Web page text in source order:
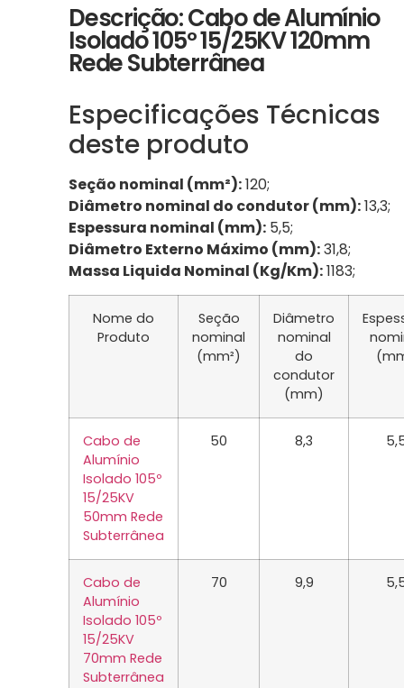
Descrição: Cabo de Alumínio
Isolado 105º 15/25KV 120mm
Rede Subterrânea
Especificações Técnicas
deste produto
Seção nominal (mm²):120;
Diâmetro nominal do condutor (mm):13,3;
Espessura nominal (mm): 5,5;
Diâmetro Externo Máximo (mm):31,8;
Massa Liquida Nominal (Kg/Km):1183;
Nome do
Produto
Seção
nominal
(mm²)
Diâmetro
nominal
do
condutor
(mm)
Cabo de
Alumínio
Isolado 105º
15/25KV
50mm Rede
Subterrânea
50 8,3
Cabo de
Alumínio
Isolado 105º
15/25KV
70mm Rede
Subterrânea
70 9,9